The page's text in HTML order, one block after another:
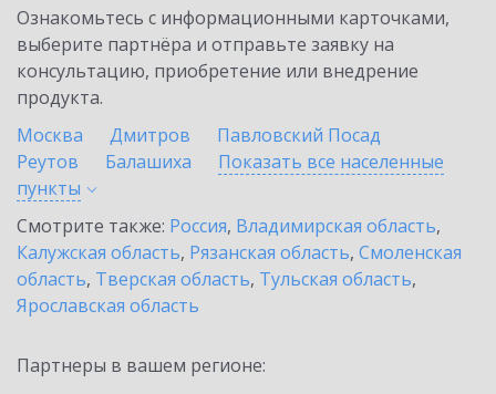
Ознакомьтесь с информационными карточками,
выберите партнёра и отправьте заявку на
консультацию, приобретение или внедрение
продукта.
Москва
Дмитров
Павловский Посад
Реутов
Балашиха
Показать все населенные
пункты
Смотрите также: Россия, Владимирская область,
Калужская область, Рязанская область, Смоленская
область, Тверская область, Тульская область,
Ярославская область
Партнеры в вашем регионе: